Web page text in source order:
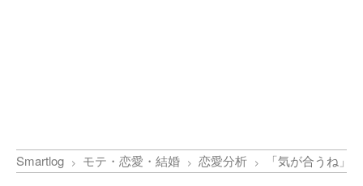
Smartlog モテ・恋愛・結婚 恋愛分析 「気が合うね」